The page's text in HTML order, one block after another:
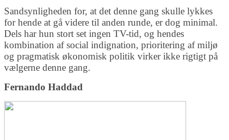
Sandsynligheden for, at det denne gang skulle lykkes
for hende at gå videre til anden runde, er dog minimal.
Dels har hun stort set ingen TV-tid, og hendes
kombination af social indignation, prioritering af miljø
og pragmatisk økonomisk politik virker ikke rigtigt på
vælgerne denne gang.
Fernando Haddad